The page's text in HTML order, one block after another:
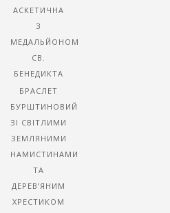
АСКЕТИЧНА
З
МЕДАЛЬЙОНОМ
СВ.
БЕНЕДИКТА
БРАСЛЕТ
БУРШТИНОВИЙ
ЗІ СВІТЛИМИ
ЗЕМЛЯНИМИ
НАМИСТИНАМИ
ТА
ДЕРЕВ’ЯНИМ
ХРЕСТИКОМ